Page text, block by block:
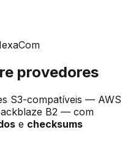
provedores
S3-compatíveis — AWS
B2 — com
e checksums